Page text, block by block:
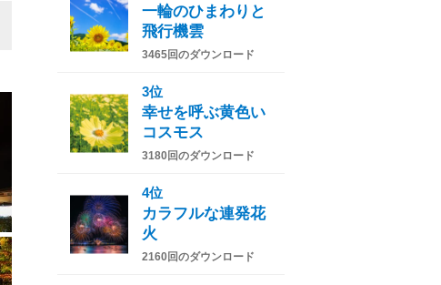
一輪のひまわりと
飛行機雲
3465回のダウンロード
3位
幸せを呼ぶ黄色い
コスモス
3180回のダウンロード
4位
カラフルな連発花
火
2160回のダウンロード